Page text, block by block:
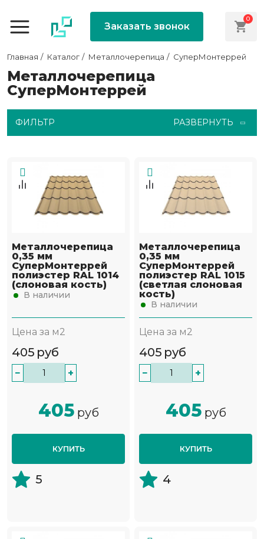
Заказать звонок
0
Главная Каталог Металлочерепица СуперМонтеррей
Металлочерепица
СуперМонтеррей
ФИЛЬТР РАЗВЕРНУТЬ
Металлочерепица
0,35 мм
СуперМонтеррей
полиэстер RAL 1014
(слоновая кость)
В наличии
Цена за м2
405 руб
− +
405руб
КУПИТЬ
5
Металлочерепица
0,35 мм
СуперМонтеррей
полиэстер RAL 1015
(светлая слоновая
кость)
В наличии
Цена за м2
405 руб
− +
405руб
КУПИТЬ
4